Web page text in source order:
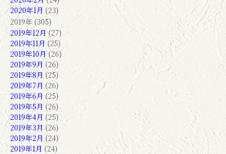
2020年1月 (23)
2019年 (305)
2019年12月 (27)
2019年11月 (25)
2019年10月 (26)
2019年9月 (26)
2019年8月 (25)
2019年7月 (26)
2019年6月 (25)
2019年5月 (26)
2019年4月 (25)
2019年3月 (26)
2019年2月 (24)
2019年1月 (24)